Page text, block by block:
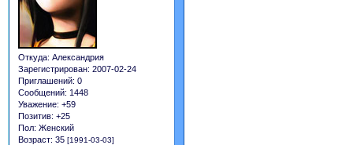
Откуда: Александрия
Зарегистрирован: 2007-02-24
Приглашений: 0
Сообщений: 1448
Уважение: +59
Позитив: +25
Пол: Женский
Возраст: 35 [1991-03-03]